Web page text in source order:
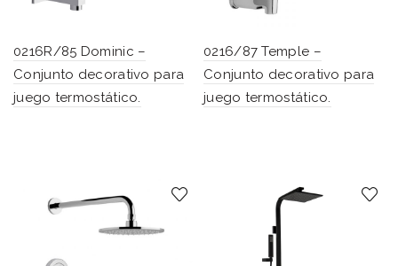
0216R/85 Dominic –
Conjunto decorativo para
juego termostático.
0216/87 Temple –
Conjunto decorativo para
juego termostático.